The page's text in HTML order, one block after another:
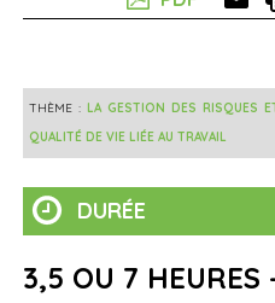
THÈME : LA GESTION DES RISQUES
QUALITÉ DE VIE LIÉE AU TRAVAIL
DURÉE
3,5 OU 7 HEURES